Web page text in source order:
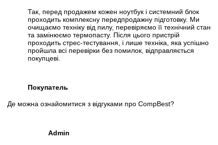
Так, перед продажем кожен ноутбук і системний блок
проходить комплексну передпродажну підготовку. Ми
очищаємо техніку від пилу, перевіряємо її технічний стан
та замінюємо термопасту. Після цього пристрій
проходить стрес-тестування, і лише техніка, яка успішно
пройшла всі перевірки без помилок, відправляється
покупцеві.
Покупатель
Де можна ознайомитися з відгуками про CompBest?
Admin